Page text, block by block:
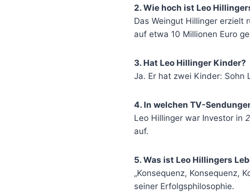
2. Wie hoch ist Leo
Das Weingut Hillinger erzielt
auf etwa 10 Millionen Euro
3. Hat Leo Hillinger Kinder?
Ja. Er hat zwei Kinder: Sohn
4. In welchen TV-
Leo Hillinger war Investor in
auf.
5. Was ist Leo Hillingers
„Konsequenz, Konsequenz,
seiner Erfolgsphilosophie.